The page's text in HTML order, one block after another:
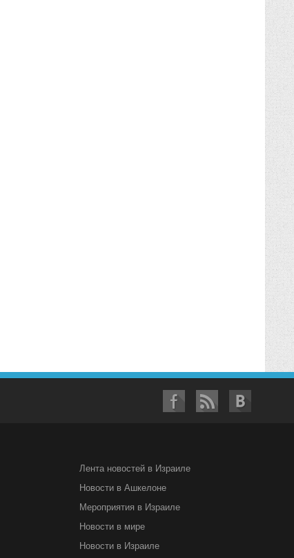
Лента новостей в Израиле
Новости в Ашкелоне
Мероприятия в Израиле
Новости в мире
Новости в Израиле